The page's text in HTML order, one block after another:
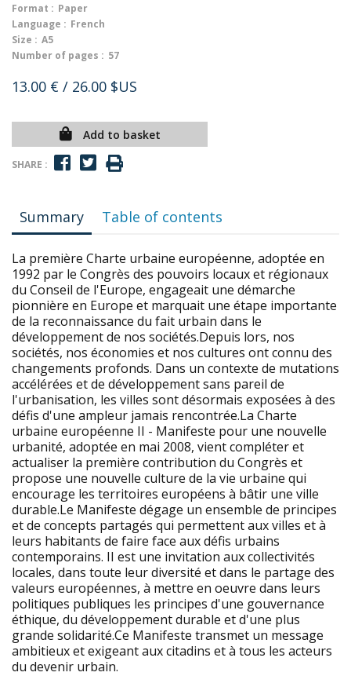
Format : Paper
Language : French
Size : A5
Number of pages : 57
13.00 € / 26.00 $US
Add to basket
SHARE :
Summary Table of contents
La première Charte urbaine européenne, adoptée en
1992 par le Congrès des pouvoirs locaux et régionaux
du Conseil de l'Europe, engageait une démarche
pionnière en Europe et marquait une étape importante
de la reconnaissance du fait urbain dans le
développement de nos sociétés.Depuis lors, nos
sociétés, nos économies et nos cultures ont connu des
changements profonds. Dans un contexte de mutations
accélérées et de développement sans pareil de
l'urbanisation, les villes sont désormais exposées à des
défis d'une ampleur jamais rencontrée.La Charte
urbaine européenne II - Manifeste pour une nouvelle
urbanité, adoptée en mai 2008, vient compléter et
actualiser la première contribution du Congrès et
propose une nouvelle culture de la vie urbaine qui
encourage les territoires européens à bâtir une ville
durable.Le Manifeste dégage un ensemble de principes
et de concepts partagés qui permettent aux villes et à
leurs habitants de faire face aux défis urbains
contemporains. II est une invitation aux collectivités
locales, dans toute leur diversité et dans le partage des
valeurs européennes, à mettre en oeuvre dans leurs
politiques publiques les principes d'une gouvernance
éthique, du développement durable et d'une plus
grande solidarité.Ce Manifeste transmet un message
ambitieux et exigeant aux citadins et à tous les acteurs
du devenir urbain.